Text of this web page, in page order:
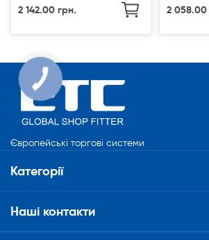
2 142.00 грн. 2 058.00
Європейські торгові системи
Категорії
Наші контакти